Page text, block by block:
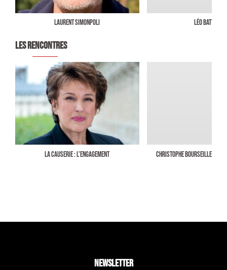
Laurent Simonpoli Léo Battesti
LES RENCONTRES
LA CAUSERIE : L’ENGAGEMENT CHRISTOPHE BOURSEILLER
NEWSLETTER